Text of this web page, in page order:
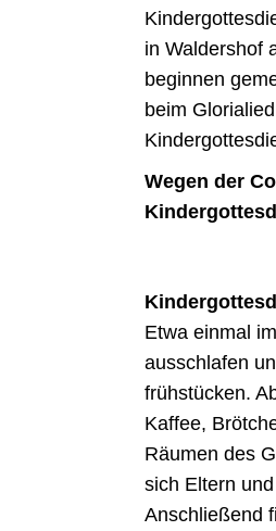
in Waldershof
beginnen
beim
Wegen der
Etwa einmal
ausschlafen
frühstücken.
Kaffee,
Räumen des
sich Eltern
Anschließend